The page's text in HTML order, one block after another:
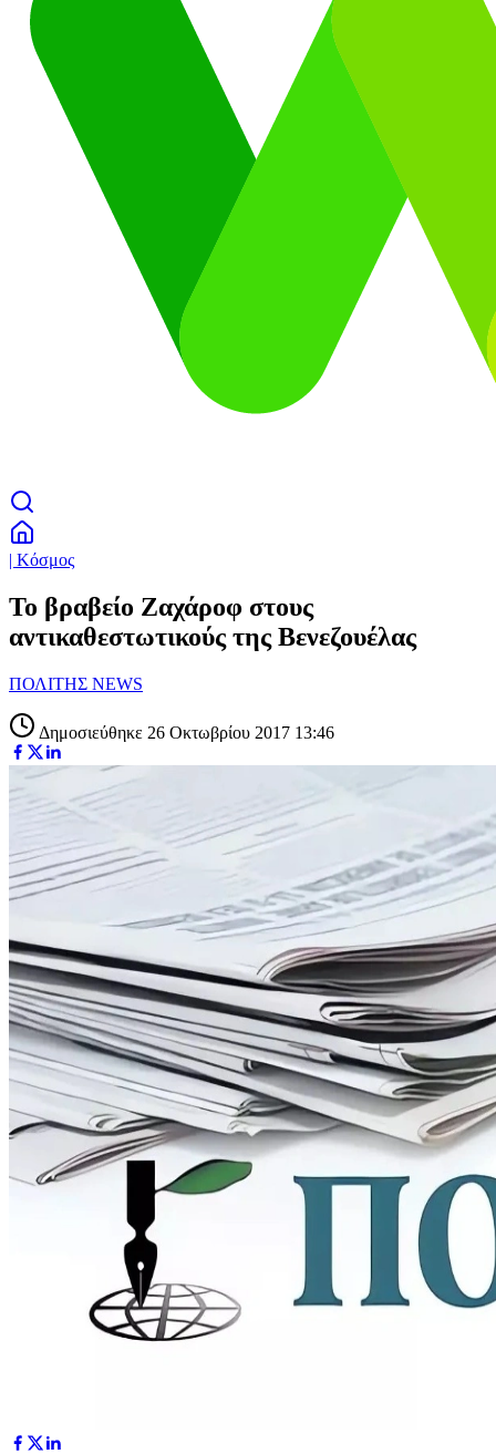
| Κόσμος
Το βραβείο Ζαχάροφ στους
αντικαθεστωτικούς της Βενεζουέλας
ΠΟΛΙΤΗΣ NEWS
Δημοσιεύθηκε 26 Οκτωβρίου 2017 13:46